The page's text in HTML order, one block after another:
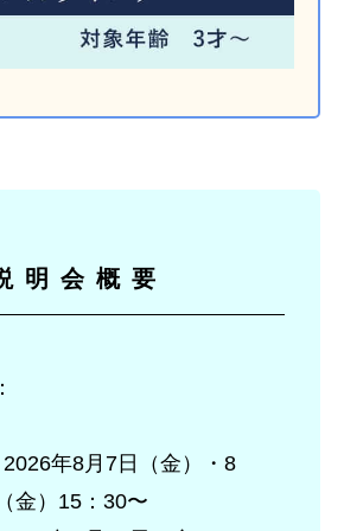
明会概要
2026年8月7日（金）・8
金）15：30〜